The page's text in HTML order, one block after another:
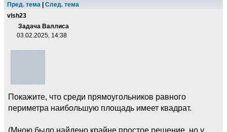
Пред. тема
След. тема
vlsh23
Задача Валлиса
03.02.2025, 14:38
Покажите, что среди прямоугольников равного
периметра наибольшую площадь имеет квадрат.
(Мною было найдено крайне простое решение, но у